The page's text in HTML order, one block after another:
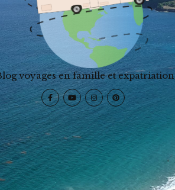
voyages en famille et expatriation